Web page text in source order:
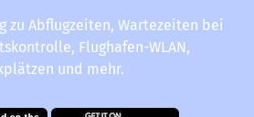
zu Abflugzeiten, Wartezeiten bei
Flughafen-WLAN,
und mehr.